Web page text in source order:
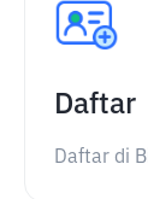
Daftar
Daftar di